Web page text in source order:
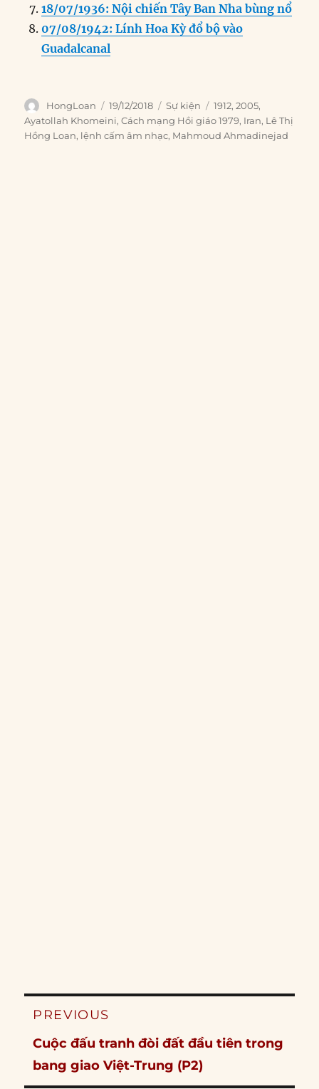
18/07/1936: Nội chiến Tây Ban Nha bùng nổ
07/08/1942: Lính Hoa Kỳ đổ bộ vào
Guadalcanal
Author
HongLoan
Posted
on
19/12/2018 Categories
Sự kiện Tags
1912,2005,
Ayatollah Khomeini,Cách mạng Hồi giáo 1979, Iran, Lê Thị
Hồng Loan, lệnh cấm âm nhạc, Mahmoud Ahmadinejad
Post
PREVIOUS
Previous
post:
Cuộc đấu tranh đòi đất đầu tiên trong
bang giao Việt-Trung (P2)